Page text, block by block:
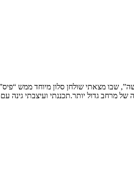
שבו מצאתי שולחן סלון מיוחד ממש
מרחב גדול יותר.תכננתי ועיצבתי גינה